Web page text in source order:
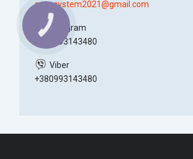
agro.system2021@gmail.com
+380993143480
+380993143480